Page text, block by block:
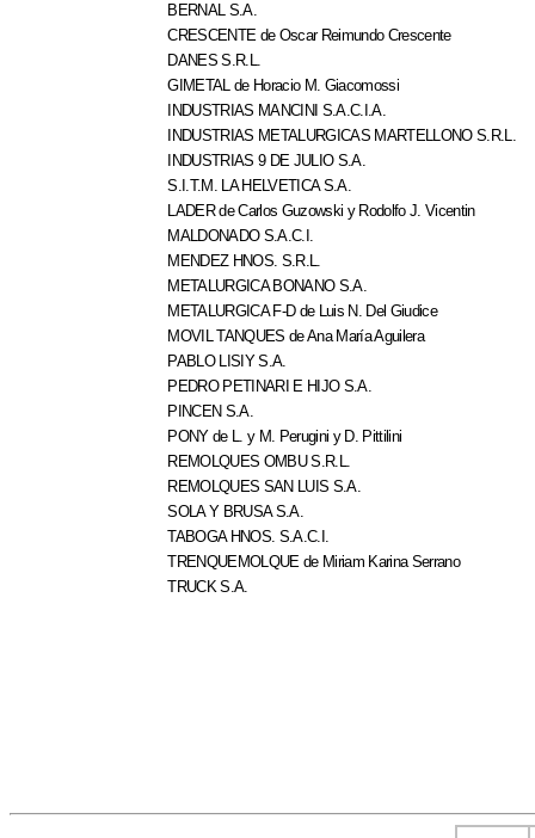
BERNAL S.A.
CRESCENTE de Oscar Reimundo Crescente
DANES S.R.L.
GIMETAL de Horacio M. Giacomossi
INDUSTRIAS MANCINI S.A.C.I.A.
INDUSTRIAS METALURGICAS MARTELLONO S.R.L.
INDUSTRIAS 9 DE JULIO S.A.
S.I.T.M. LA HELVETICA S.A.
LADER de Carlos Guzowski y Rodolfo J. Vicentin
MALDONADO S.A.C.I.
MENDEZ HNOS. S.R.L.
METALURGICA BONANO S.A.
METALURGICA F-D de Luis N. Del Giudice
MOVIL TANQUES de Ana María Aguilera
PABLO LISIY S.A.
PEDRO PETINARI E HIJO S.A.
PINCEN S.A.
PONY de L. y M. Perugini y D. Pittilini
REMOLQUES OMBU S.R.L.
REMOLQUES SAN LUIS S.A.
SOLA Y BRUSA S.A.
TABOGA HNOS. S.A.C.I.
TRENQUEMOLQUE de Miriam Karina Serrano
TRUCK S.A.